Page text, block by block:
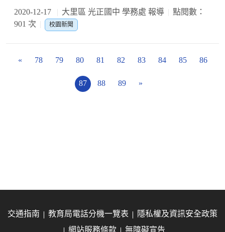
2020-12-17 大里區 光正國中 學務處 報導
點閱數：
901 次
校園新聞
« 78 79 80 81 82 83 84 85 86
87 88 89 »
交通指南 教育局電話分機一覽表
隱私權及資訊安全政策
網站服務條款
無障礙宣告